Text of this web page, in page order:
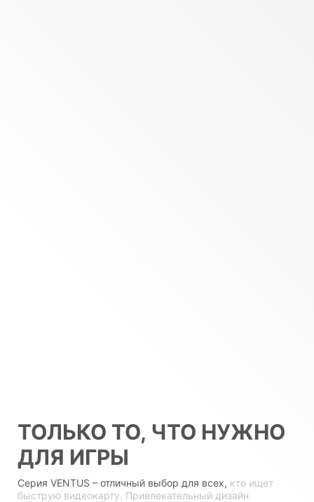
ТОЛЬКО ТО, ЧТО НУЖНО
ДЛЯ ИГРЫ
Серия VENTUS – отличный выбор для всех, кто ищет
быструю видеокарту. Привлекательный дизайн